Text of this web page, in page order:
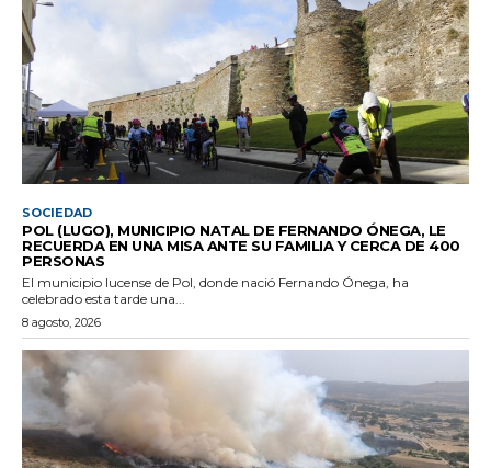
SOCIEDAD
POL (LUGO), MUNICIPIO NATAL DE FERNANDO ÓNEGA, LE
RECUERDA EN UNA MISA ANTE SU FAMILIA Y CERCA DE 400
PERSONAS
El municipio lucense de Pol, donde nació Fernando Ónega, ha
celebrado esta tarde una...
8 agosto, 2026